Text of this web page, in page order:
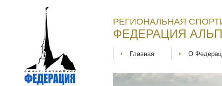
РЕГИОНАЛЬНАЯ
ФЕДЕРАЦИЯ
Главная О